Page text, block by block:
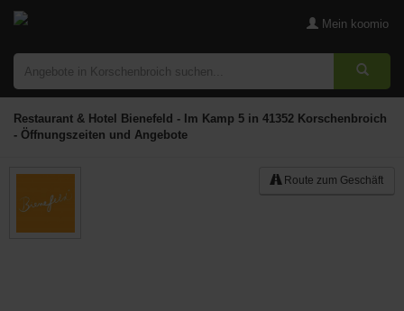
Mein koomio
Restaurant & Hotel Bienefeld - Im Kamp 5 in 41352 Korschenbroich
- Öffnungszeiten und Angebote
Route zum Geschäft